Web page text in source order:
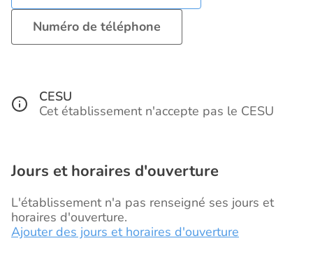
Numéro de téléphone
CESU
Cet établissement n'accepte pas le CESU
Jours et horaires d'ouverture
L'établissement n'a pas renseigné ses jours et
horaires d'ouverture.
Ajouter des jours et horaires d'ouverture